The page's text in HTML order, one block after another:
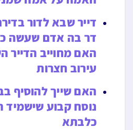
דייר שבא לדור
דר בה אדם שעשה
האם מחוייב הדייר
עירוב חצרות
האם שייך להוסיף
נוסח קבוע
כלבתא